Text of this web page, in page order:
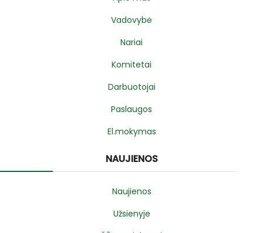
Vadovybė
Nariai
Komitetai
Darbuotojai
Paslaugos
El.mokymas
NAUJIENOS
Naujienos
Užsienyje